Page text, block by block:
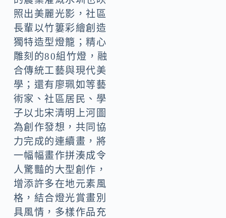
照出美麗光影，社區
長輩以竹簍彩繪創造
獨特造型燈籠；精心
雕刻的80組竹燈，融
合傳統工藝與現代美
學；還有廖珮如等藝
術家、社區居民、學
子以北宋清明上河圖
為創作發想，共同協
力完成的連續畫，將
一幅幅畫作拼湊成令
人驚豔的大型創作，
增添許多在地元素風
格，結合燈光賞畫別
具風情，多樣作品充